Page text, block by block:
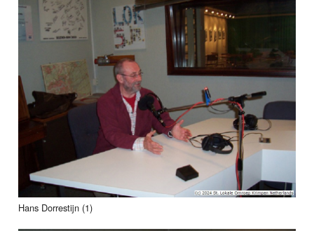
Foto's
Video
Webcam
Hans Dorrestijn (1)